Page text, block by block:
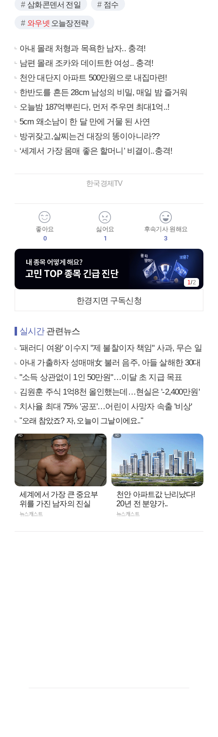
삼화콘덴서 전일 점수
와우넷 오늘장전략
아내 몰래 처형과 목욕한 남자.. 충격!
남편 몰래 조카와 데이트한 여성.. 충격!
천안 대단지 아파트 500만원으로 내집마련!
한반도를 흔든 28cm 남성의 비밀, 매일 밤 즐거워
오늘밤 187억뿌린다, 먼저 주우면 최대1억..!
5cm 왜소남이 한 달 만에 거물 된 사연
방귀잦고,살찌는건 대장의 똥이아니라??
‘세계서 가장 몸매 좋은 할머니’ 비결이..충격!
한국경제TV
좋아요
0
싫어요
1
후속기사 원해요
3
1/2
한경지면 구독신청
실시간관련뉴스
'패러디 여왕' 이수지 "제 불찰이자 책임" 사과, 무슨 일
아내 가출하자 성매매女 불러 음주, 아들 살해한 30대
"소득 상관없이 1인 50만원"…이달 초 지급 목표
김원훈 주식 1억8천 올인했는데…현실은 '-2,400만원'
치사율 최대 75% '공포'…어린이 사망자 속출 '비상'
"오래 참았죠? 자, 오늘이 그날이에요.."
세계에서 가장 큰 중요부
위를 가진 남자의 진실
뉴스캐스트
천안 아파트값 난리났다!
20년 전 분양가..
뉴스캐스트